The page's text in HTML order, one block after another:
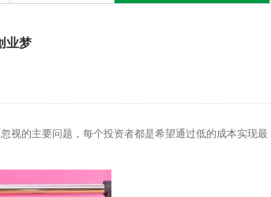
业梦
的主要问题，每个投资者都是希望通过低的成本实现最